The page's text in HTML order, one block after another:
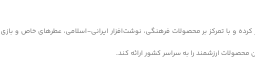
خود را در شهر یزد آغاز کرده و با تمرکز بر محصولات فرهنگی، نوشت‌افزار ایرانی-اسلامی، عطرهای خاص